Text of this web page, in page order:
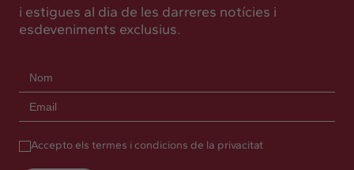
i estigues al dia de les darreres notícies i
esdeveniments exclusius.
Accepto els termes i condicions de la privacitat